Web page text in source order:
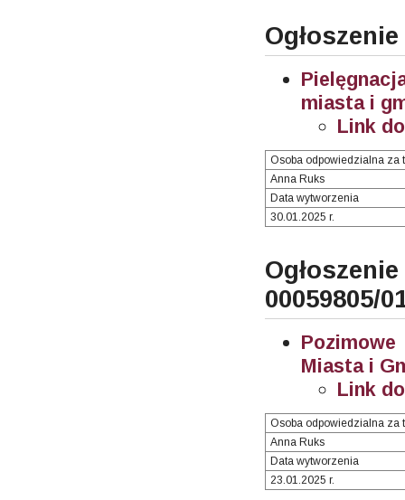
miasta i
Link
Osoba odpowiedzialna za
Anna Ruks
Data wytworzenia
30.01.2025 r.
00059805/
Miasta i
Link
Osoba odpowiedzialna za
Anna Ruks
Data wytworzenia
23.01.2025 r.